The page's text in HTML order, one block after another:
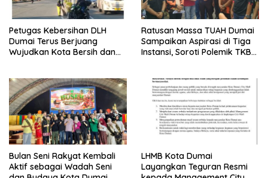
Petugas Kebersihan DLH
Dumai Terus Berjuang
Wujudkan Kota Bersih dan
Ratusan Massa TUAH Dumai
Sampaikan Aspirasi di Tiga
Instansi, Soroti Polemik TKBM
Bulan Seni Rakyat Kembali
Aktif sebagai Wadah Seni
LHMB Kota Dumai
Layangkan Teguran Resmi